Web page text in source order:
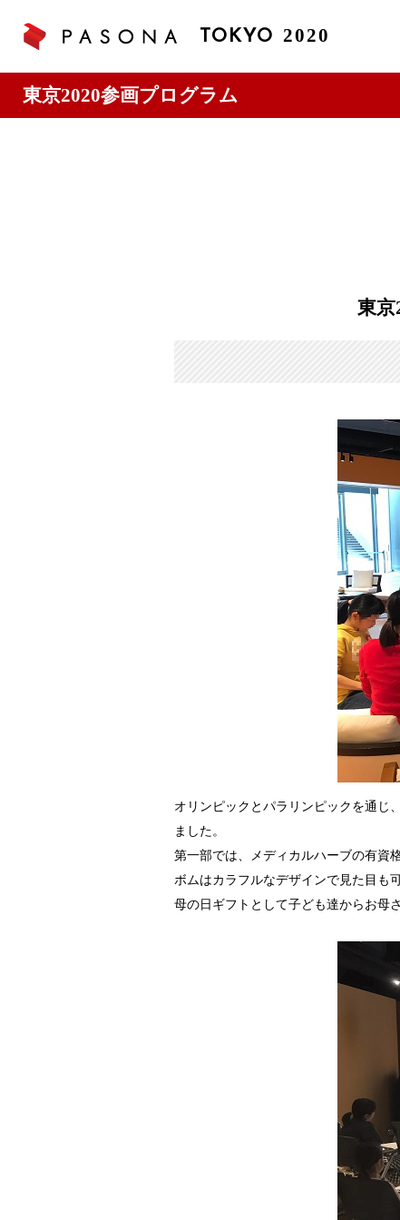
TOKYO 2020
東京2020参画プログラム
東
オリンピックとパラリンピックを通じ
ました。
第一部では、メディカルハーブの有資
ボムはカラフルなデザインで見た目も
母の日ギフトとして子ども達からお母